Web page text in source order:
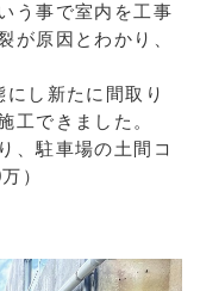
う事で室内を工事
が原因とわかり、
し新たに間取り
工できました。
、駐車場の土間コ
）